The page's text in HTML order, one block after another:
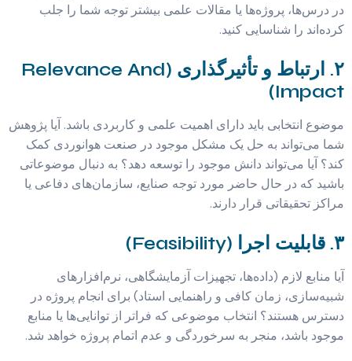
در درس‌ها، پروژه‌ها یا مقالات علمی بیشتر توجه شما را جلب
کرده‌اند را شناسایی کنید.
۲. ارتباط و تأثیرگذاری (Relevance And
Impact)
موضوع انتخابی باید دارای اهمیت علمی و کاربردی باشد. آیا پژوهش
شما می‌تواند به حل یک مشکل موجود در صنعت هوانوردی کمک
کند؟ آیا می‌تواند دانش موجود را توسعه دهد؟ به دنبال موضوعاتی
باشید که در حال حاضر مورد توجه صنایع، سازمان‌های دفاعی یا
مراکز تحقیقاتی قرار دارند.
۳. قابلیت اجرا (Feasibility)
آیا منابع لازم (داده‌ها، تجهیزات آزمایشگاهی، نرم‌افزارهای
شبیه‌سازی، زمان کافی و راهنمایی استاد) برای انجام پروژه در
دسترس هستند؟ انتخاب موضوعی که فراتر از توانایی‌ها یا منابع
موجود باشد، منجر به سرخوردگی و عدم اتمام پروژه خواهد شد.